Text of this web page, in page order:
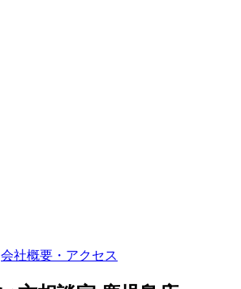
会社概要・アクセス